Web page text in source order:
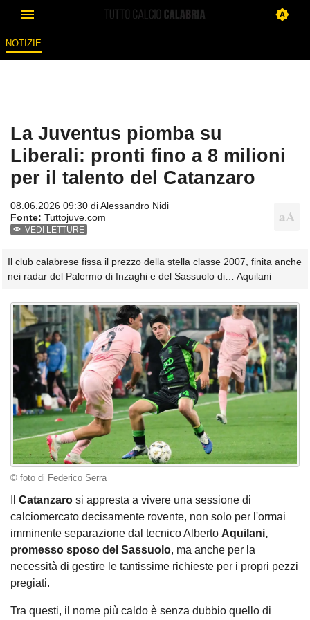
NOTIZIE
La Juventus piomba su
Liberali: pronti fino a 8 milioni
per il talento del Catanzaro
08.06.2026 09:30 diAlessandro Nidi
Fonte: Tuttojuve.com
VEDI LETTURE
Il club calabrese fissa il prezzo della stella classe 2007, finita anche
nei radar del Palermo di Inzaghi e del Sassuolo di… Aquilani
© foto di Federico Serra
Catanzaro si appresta a vivere una sessione di
calciomercato decisamente rovente, non solo per l'ormai
imminente separazione dal tecnico Alberto Aquilani,
promesso sposo del Sassuolo, ma anche per la
necessità di gestire le tantissime richieste per i propri pezzi
pregiati.
Tra questi, il nome più caldo è senza dubbio quello di